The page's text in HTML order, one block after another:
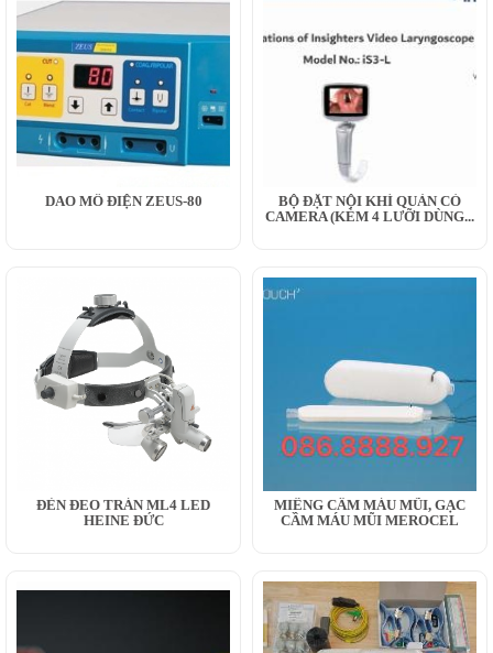
DAO MỔ ĐIỆN ZEUS-80
BỘ ĐẶT NỘI KHÍ QUẢN CÓ
CAMERA (KÈM 4 LƯỠI DÙNG...
ĐÈN ĐEO TRÁN ML4 LED
HEINE ĐỨC
MIẾNG CẦM MÁU MŨI, GẠC
CẦM MÁU MŨI MEROCEL